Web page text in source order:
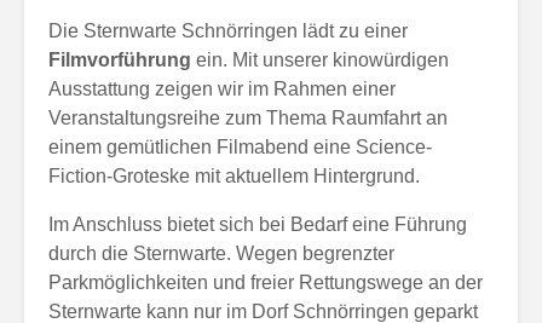
Die Sternwarte Schnörringen lädt zu einer
Filmvorführung ein. Mit unserer kinowürdigen
Ausstattung zeigen wir im Rahmen einer
Veranstaltungsreihe zum Thema Raumfahrt an
einem gemütlichen Filmabend eine Science-
Fiction-Groteske mit aktuellem Hintergrund.
Im Anschluss bietet sich bei Bedarf eine Führung
durch die Sternwarte. Wegen begrenzter
Parkmöglichkeiten und freier Rettungswege an der
Sternwarte kann nur im Dorf Schnörringen geparkt